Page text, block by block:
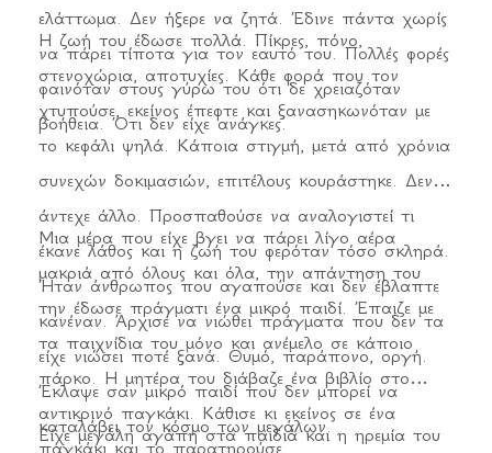
ελάττωμα. Δεν ήξερε να ζητά. Έδινε πάντα χωρίς
να πάρει τίποτα για τον εαυτό του. Πολλές φορές
φαινόταν στους γύρω του ότι δε χρειαζόταν
βοήθεια. Ότι δεν είχε ανάγκες.
Η ζωή του έδωσε πολλά. Πίκρες, πόνο,
στενοχώρια, αποτυχίες. Κάθε φορά που τον
χτυπούσε, εκείνος έπεφτε και ξανασηκωνόταν με
το κεφάλι ψηλά. Κάποια στιγμή, μετά από χρόνια
συνεχών δοκιμασιών, επιτέλους κουράστηκε. Δεν
άντεχε άλλο. Προσπαθούσε να αναλογιστεί τι
έκανε λάθος και η ζωή του φερόταν τόσο σκληρά.
Ήταν άνθρωπος που αγαπούσε και δεν έβλαπτε
κανέναν. Άρχισε να νιώθει πράγματα που δεν τα
είχε νιώσει ποτέ ξανά. Θυμό, παράπονο, οργή.
Έκλαψε σαν μικρό παιδί που δεν μπορεί να
καταλάβει τον κόσμο των μεγάλων.
Μια μέρα που είχε βγει να πάρει λίγο αέρα
μακριά από όλους και όλα, την απάντηση του
την έδωσε πράγματι ένα μικρό παιδί. Έπαιζε με
τα παιχνίδια του μόνο και ανέμελο σε κάποιο
πάρκο. Η μητέρα του διάβαζε ένα βιβλίο στο
αντικρινό παγκάκι. Κάθισε κι εκείνος σε ένα
παγκάκι και το παρατηρούσε.
Είχε μεγάλη αγάπη στα παιδιά και η ηρεμία του